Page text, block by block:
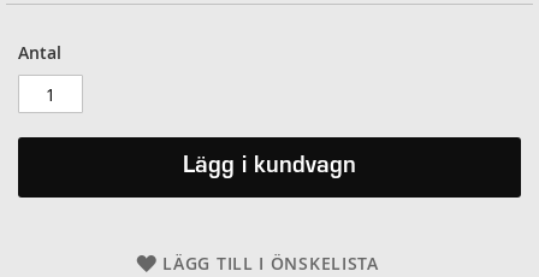
Antal
Lägg i kundvagn
LÄGG TILL I ÖNSKELISTA